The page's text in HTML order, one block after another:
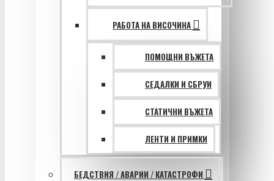
РАБОТА НА ВИСОЧИНА
ПОМОЩНИ ВЪЖЕТА
СЕДАЛКИ И СБРУИ
СТАТИЧНИ ВЪЖЕТА
ЛЕНТИ И ПРИМКИ
БЕДСТВИЯ / АВАРИИ / КАТАСТРОФИ